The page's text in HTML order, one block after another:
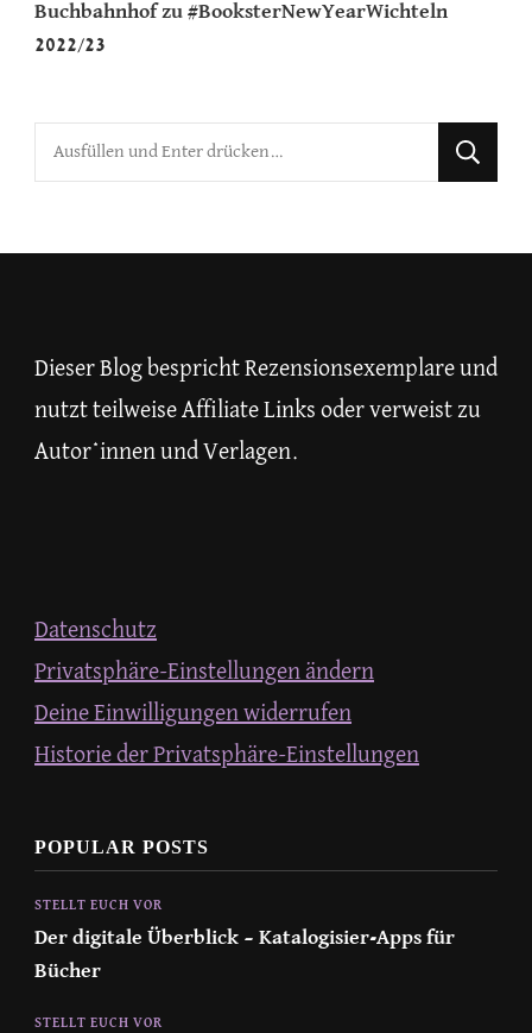
Buchbahnhofzu #BooksterNewYearWichteln
2022/23
Suchst
du
Dieser Blog bespricht Rezensionsexemplare und
nutzt teilweise Affiliate Links oder verweist zu
Autor*innen und Verlagen.
Datenschutz
Privatsphäre-Einstellungen ändern
Deine Einwilligungen widerrufen
Historie der Privatsphäre-Einstellungen
POPULAR POSTS
STELLT EUCH VOR
Der digitale Überblick – Katalogisier-Apps für
Bücher
STELLT EUCH VOR